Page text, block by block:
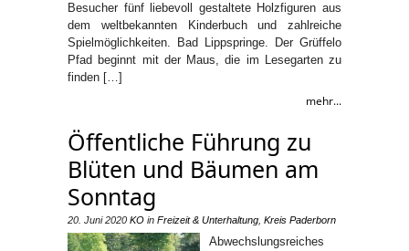
Besucher fünf liebevoll gestaltete Holzfiguren aus
dem weltbekannten Kinderbuch und zahlreiche
Spielmöglichkeiten. Bad Lippspringe. Der Grüffelo
Pfad beginnt mit der Maus, die im Lesegarten zu
finden […]
mehr...
Öffentliche Führung zu
Blüten und Bäumen am
Sonntag
20. Juni 2020 KO in Freizeit & Unterhaltung Kreis Paderborn
Abwechslungsreiches